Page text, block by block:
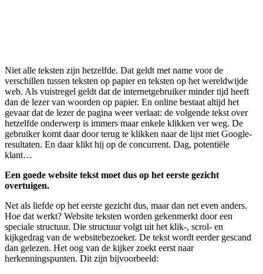
Niet alle teksten zijn hetzelfde. Dat geldt met name voor de
verschillen tussen teksten op papier en teksten op het wereldwijde
web. Als vuistregel geldt dat de internetgebruiker minder tijd heeft
dan de lezer van woorden op papier. En online bestaat altijd het
gevaar dat de lezer de pagina weer verlaat: de volgende tekst over
hetzelfde onderwerp is immers maar enkele klikken ver weg. De
gebruiker komt daar door terug te klikken naar de lijst met Google-
resultaten. En daar klikt hij op de concurrent. Dag, potentiële
klant…
Een goede website tekst moet dus op het eerste gezicht
overtuigen.
Net als liefde op het eerste gezicht dus, maar dan net even anders.
Hoe dat werkt? Website teksten worden gekenmerkt door een
speciale structuur. Die structuur volgt uit het klik-, scrol- en
kijkgedrag van de websitebezoeker. De tekst wordt eerder gescand
dan gelezen. Het oog van de kijker zoekt eerst naar
herkenningspunten. Dit zijn bijvoorbeeld: